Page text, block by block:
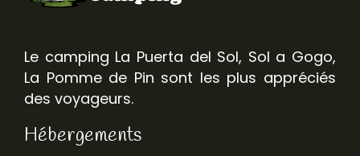
Le camping La Puerta del Sol, Sol a Gogo,
La Pomme de Pin sont les plus appréciés
des voyageurs.
Hébergements